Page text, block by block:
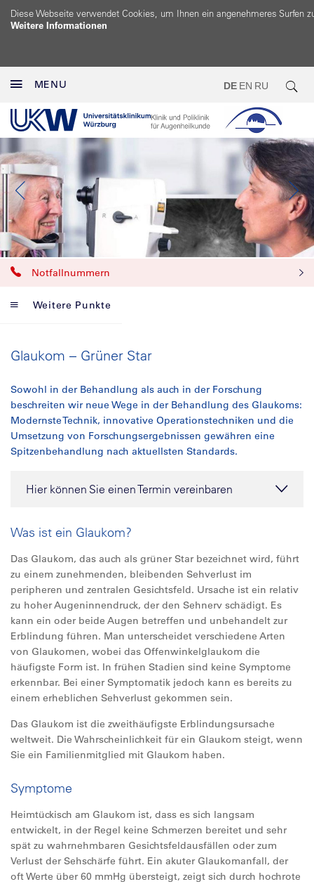
Diese Webseite verwendet Cookies, um Ihnen ein angenehmeres Surfen
Weitere Informationen
MENU DE EN RU
Notfallnummern
Weitere Punkte
Glaukom – Grüner Star
Sowohl in der Behandlung als auch in der Forschung
beschreiten wir neue Wege in der Behandlung des Glaukoms:
Modernste Technik, innovative Operationstechniken und die
Umsetzung von Forschungsergebnissen gewähren eine
Spitzenbehandlung nach aktuellsten Standards.
Hier können Sie einen Termin vereinbaren
Was ist ein Glaukom?
Das Glaukom, das auch als grüner Star bezeichnet wird, führt
zu einem zunehmenden, bleibenden Sehverlust im
peripheren und zentralen Gesichtsfeld. Ursache ist ein relativ
zu hoher Augeninnendruck, der den Sehnerv schädigt. Es
kann ein oder beide Augen betreffen und unbehandelt zur
Erblindung führen. Man unterscheidet verschiedene Arten
von Glaukomen, wobei das Offenwinkelglaukom die
häufigste Form ist. In frühen Stadien sind keine Symptome
erkennbar. Bei einer Symptomatik jedoch kann es bereits zu
einem erheblichen Sehverlust gekommen sein.
Das Glaukom ist die zweithäufigste Erblindungsursache
weltweit. Die Wahrscheinlichkeit für ein Glaukom steigt, wenn
Sie ein Familienmitglied mit Glaukom haben.
Symptome
Heimtückisch am Glaukom ist, dass es sich langsam
entwickelt, in der Regel keine Schmerzen bereitet und sehr
spät zu wahrnehmbaren Gesichtsfeldausfällen oder zum
Verlust der Sehschärfe führt. Ein akuter Glaukomanfall, der
oft Werte über 60 mmHg übersteigt, zeigt sich durch hochrote